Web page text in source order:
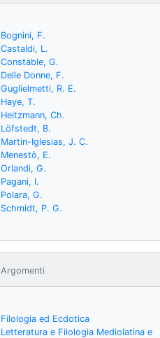
Bognini, F.
Castaldi, L.
Constable, G.
Delle Donne, F.
Guglielmetti, R. E.
Haye, T.
Heitzmann, Ch.
Löfstedt, B.
Martin-Iglesias, J. C.
Menestò, E.
Orlandi, G.
Pagani, I.
Polara, G.
Schmidt, P. G.
Argomenti
Filologia ed Ecdotica
Letteratura e Filologia Mediolatina e